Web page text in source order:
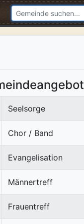
Seelsorge
Chor / Band
Evangelisation
Männertreff
Frauentreff